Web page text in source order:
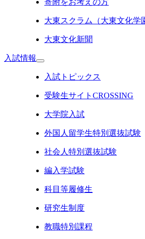
寄附をお考えの方
大東スクラム（大東文化学
大東文化新聞
入試情報
入試トピックス
受験生サイトCROSSING
大学院入試
外国人留学生特別選抜試験
社会人特別選抜試験
編入学試験
科目等履修生
研究生制度
教職特別課程